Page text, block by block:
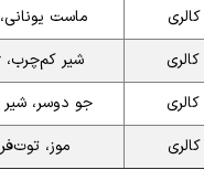
ماست
شیر کم‌چرب،
جو دوسر،
موز،